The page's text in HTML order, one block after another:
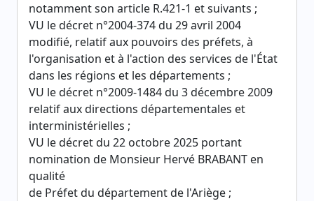
notamment son article R.421-1 et suivants ;
VU le décret n°2004-374 du 29 avril 2004
modifié, relatif aux pouvoirs des préfets, à
l'organisation et à l'action des services de l'État
dans les régions et les départements ;
VU le décret n°2009-1484 du 3 décembre 2009
relatif aux directions départementales et
interministérielles ;
VU le décret du 22 octobre 2025 portant
nomination de Monsieur Hervé BRABANT en
qualité
de Préfet du département de l'Ariège ;